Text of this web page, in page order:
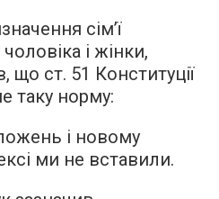
сім’ї
і жінки,
що ст. 51 Конституції
таку норму:
і новому
ми не вставили.